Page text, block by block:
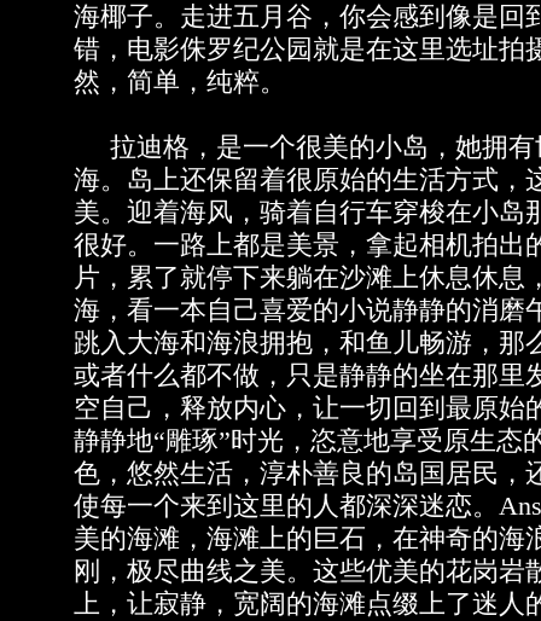
海椰子。走进五月谷，你会感到像是回
错，电影侏罗纪公园就是在这里选址拍
然，简单，纯粹。
拉迪格，是一个很美的小岛，她拥有
海。岛上还保留着很原始的生活方式，
美。迎着海风，骑着自行车穿梭在小岛
很好。一路上都是美景，拿起相机拍出
片，累了就停下来躺在沙滩上休息休息
海，看一本自己喜爱的小说静静的消磨
跳入大海和海浪拥抱，和鱼儿畅游，那
或者什么都不做，只是静静的坐在那里
空自己，释放内心，让一切回到最原始
静静地“雕琢”时光，恣意地享受原生态
色，悠然生活，淳朴善良的岛国居民，
使每一个来到这里的人都深深迷恋。
美的海滩，海滩上的巨石，在神奇的海
刚，极尽曲线之美。这些优美的花岗岩
上，让寂静，宽阔的海滩点缀上了迷人